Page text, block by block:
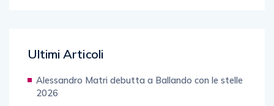
Ultimi Articoli
Alessandro Matri debutta a Ballando con le stelle
2026